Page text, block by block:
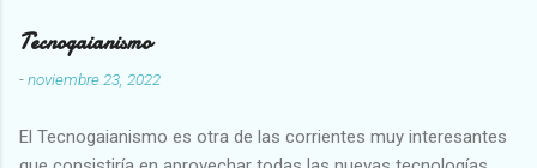
Tecnogaianismo
-noviembre 23, 2022
El Tecnogaianismo es otra de las corrientes muy interesantes